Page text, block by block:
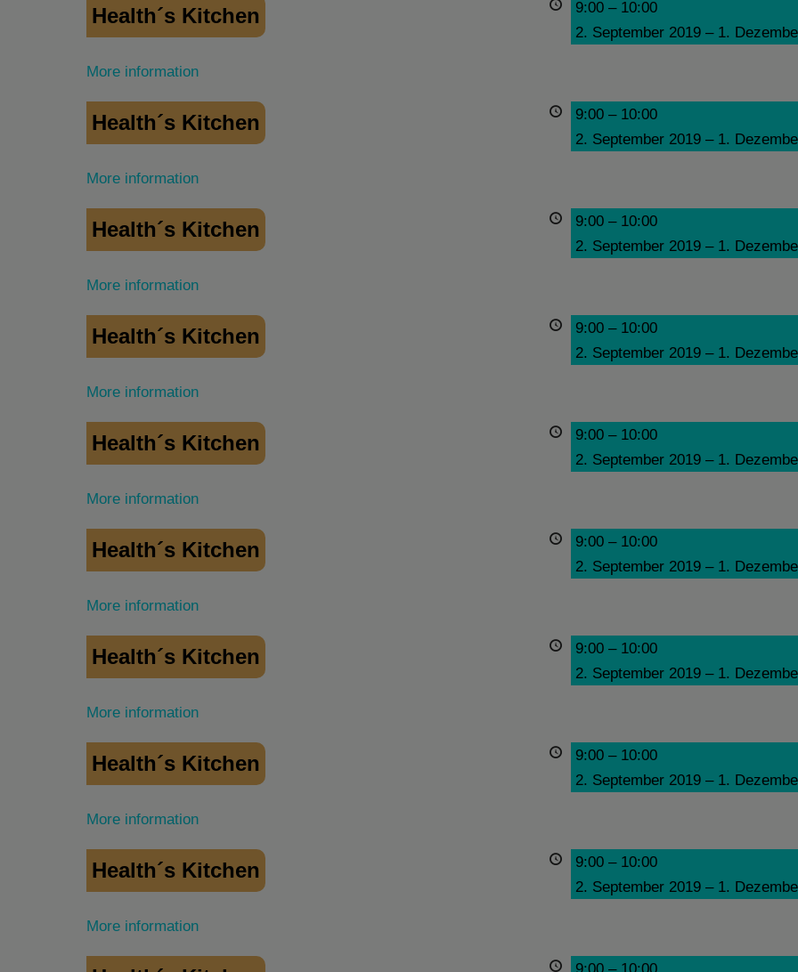
Health´s Kitchen 9:00 – 10:00
2. September 2019 – 1.
More information
Health´s Kitchen 9:00 – 10:00
2. September 2019 – 1.
More information
Health´s Kitchen 9:00 – 10:00
2. September 2019 – 1.
More information
Health´s Kitchen 9:00 – 10:00
2. September 2019 – 1.
More information
Health´s Kitchen 9:00 – 10:00
2. September 2019 – 1.
More information
Health´s Kitchen 9:00 – 10:00
2. September 2019 – 1.
More information
Health´s Kitchen 9:00 – 10:00
2. September 2019 – 1.
More information
Health´s Kitchen 9:00 – 10:00
2. September 2019 – 1.
More information
Health´s Kitchen 9:00 – 10:00
2. September 2019 – 1.
More information